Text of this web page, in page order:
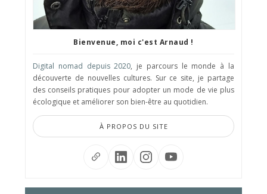
Bienvenue, moi c'est Arnaud !
Digital nomad depuis 2020, je parcours le monde à la
découverte de nouvelles cultures. Sur ce site, je partage
des conseils pratiques pour adopter un mode de vie plus
écologique et améliorer son bien-être au quotidien.
À PROPOS DU SITE